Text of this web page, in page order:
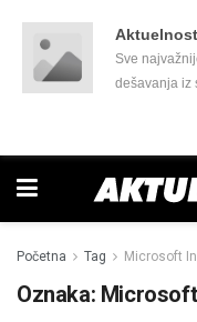
Sve
dešavanja iz
još mnogo
Početna Tag Microsoft
Oznaka: